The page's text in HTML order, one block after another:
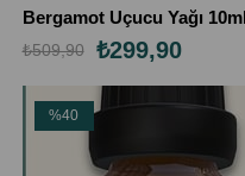
Bergamot Uçucu Yağı 10ml
₺299,90
₺509,90
%40